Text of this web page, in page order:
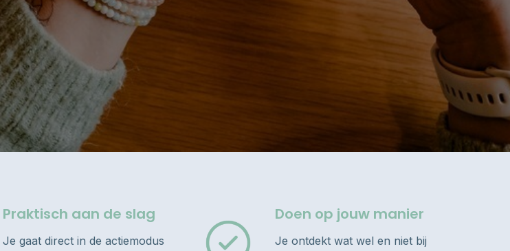
Praktisch aan de slag
Je gaat direct in de actiemodus
Doen op jouw manier
Je ontdekt wat wel en niet bij